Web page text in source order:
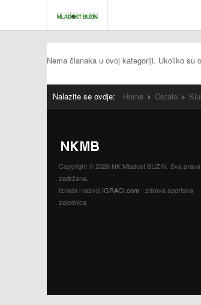
Nema članaka u ovoj kategoriji. Ukoliko su
Nalazite se ovdje: Home Ostalo
Copyright © 2026 NK Mladost BUZIN. Sva prava
zadržana.
Izrada i razvoj IGRACI.com- zdrava sportska
zajednica